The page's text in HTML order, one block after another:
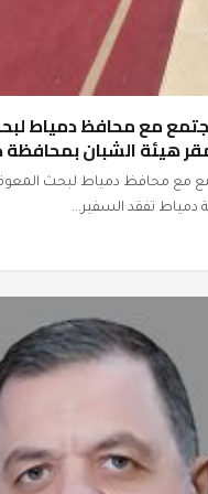
مع محافظ دمياط
هيئة الشبان بمحافظة
مع محافظ دمياط لبحث
دمياط تفقد السفير...